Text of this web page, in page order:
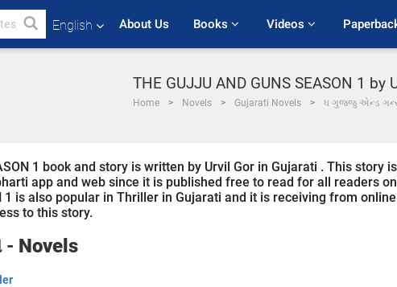
English About Us Books Videos
THE GUJJU AND GUNS SEASON 1 by
Home Novels Gujarati Novels ધ ગુજ્જુ એન્ડ
1 book and story is written by Urvil Gor in Gujarati . This story
app and web since it is published free to read for all readers
1 is also popular in Thriller in Gujarati and it is receiving from
to this story.
- Novels